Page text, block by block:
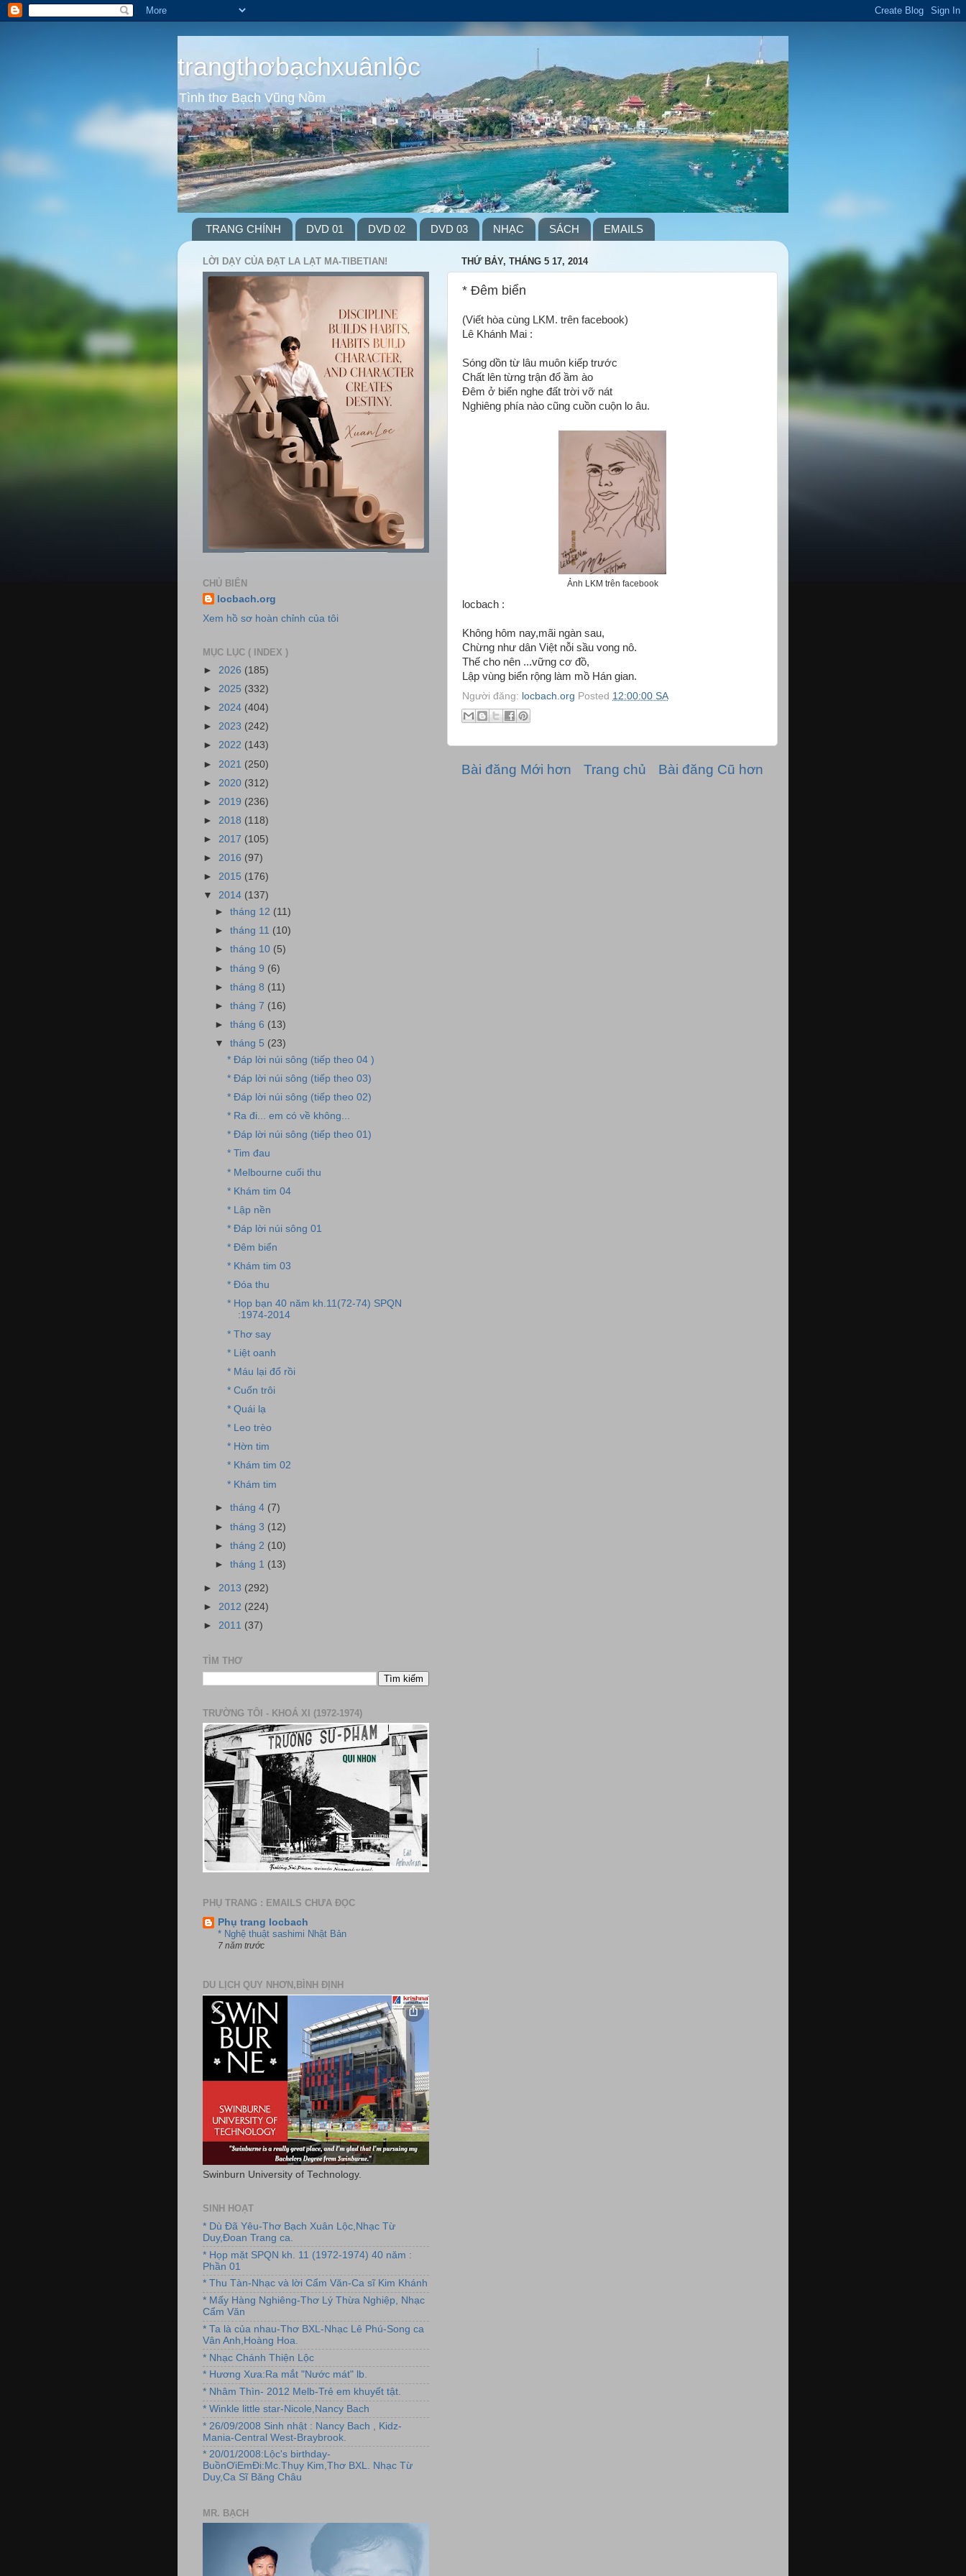
trangthơbạchxuânlộc
Tình thơ Bạch Vũng Nồm
TRANG CHÍNH DVD 01 DVD 02 DVD 03 NHẠC SÁCH EMAILS
THỨ BẢY, THÁNG 5 17, 2014
* Đêm biển
(Viết hòa cùng LKM. trên facebook)
Lê Khánh Mai :
Sóng dồn từ lâu muôn kiếp trước
Chất lên từng trận đổ ầm ào
Đêm ở biển nghe đất trời vỡ nát
Nghiêng phía nào cũng cuồn cuộn lo âu.
Ảnh LKM trên facebook
locbach :
Không hôm nay,mãi ngàn sau,
Chừng như dân Việt nỗi sầu vong nô.
Thế cho nên ...vững cơ đồ,
Lập vùng biển rộng làm mồ Hán gian.
Người đăng: locbach.org Posted 12:00:00 SA
Bài đăng Mới hơn Bài đăng Cũ hơn
Trang chủ
LỜI DẠY CỦA ĐẠT LA LẠT MA-TIBETIAN!
CHỦ BIÊN
locbach.org
Xem hồ sơ hoàn chỉnh của tôi
MỤC LỤC ( INDEX )
► 2026 (185)
► 2025 (332)
► 2024 (404)
► 2023 (242)
► 2022 (143)
► 2021 (250)
► 2020 (312)
► 2019 (236)
► 2018 (118)
► 2017 (105)
► 2016 (97)
► 2015 (176)
▼ 2014 (137)
►tháng 12 (11)
►tháng 11 (10)
►tháng 10 (5)
►tháng 9 (6)
►tháng 8 (11)
►tháng 7 (16)
►tháng 6 (13)
▼tháng 5 (23)
* Đáp lời núi sông (tiếp theo 04 )
* Đáp lời núi sông (tiếp theo 03)
* Đáp lời núi sông (tiếp theo 02)
* Ra đi... em có về không...
* Đáp lời núi sông (tiếp theo 01)
* Tim đau
* Melbourne cuối thu
* Khám tim 04
* Lập nền
* Đáp lời núi sông 01
* Đêm biển
* Khám tim 03
* Đóa thu
* Họp bạn 40 năm kh.11(72-74) SPQN
:1974-2014
* Thơ say
* Liệt oanh
* Máu lại đổ rồi
* Cuốn trôi
* Quái lạ
* Leo trèo
* Hờn tim
* Khám tim 02
* Khám tim
►tháng 4 (7)
►tháng 3 (12)
►tháng 2 (10)
►tháng 1 (13)
► 2013 (292)
► 2012 (224)
► 2011 (37)
TÌM THƠ
TRƯỜNG TÔI - KHOÁ XI (1972-1974)
PHỤ TRANG : EMAILS CHƯA ĐỌC
Phụ trang locbach
* Nghệ thuật sashimi Nhật Bản
7 năm trước
DU LỊCH QUY NHƠN,BÌNH ĐỊNH
Swinburn University of Technology.
SINH HOẠT
* Dù Đã Yêu-Thơ Bạch Xuân Lộc,Nhạc Từ
Duy,Đoan Trang ca.
* Họp mặt SPQN kh. 11 (1972-1974) 40 năm :
Phần 01
* Thu Tàn-Nhạc và lời Cẩm Văn-Ca sĩ Kim Khánh
* Mấy Hàng Nghiêng-Thơ Lý Thừa Nghiệp, Nhạc
Cẩm Văn
* Ta là của nhau-Thơ BXL-Nhạc Lê Phú-Song ca
Vân Anh,Hoàng Hoa.
* Nhạc Chánh Thiện Lộc
* Hương Xưa:Ra mắt "Nước mát" lb.
* Nhâm Thìn- 2012 Melb-Trẻ em khuyết tật.
* Winkle little star-Nicole,Nancy Bach
* 26/09/2008 Sinh nhật : Nancy Bach , Kidz-
Mania-Central West-Braybrook.
* 20/01/2008:Lộc's birthday-
BuồnƠiEmĐi:Mc.Thụy Kim,Thơ BXL. Nhạc Từ
Duy,Ca Sĩ Băng Châu
MR. BẠCH